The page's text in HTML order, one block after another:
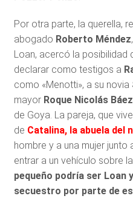
Por otra parte, la querella,
abogado Roberto Méndez
Loan, acercó la posibilidad
declarar como testigos a
como «Menotti», a su novia
mayor Roque Nicolás Báez
de Goya. La pareja, que
de Catalina, la abuela del
hombre y a una mujer junto
entrar a un vehículo sobre
pequeño podría ser Loan
secuestro por parte de